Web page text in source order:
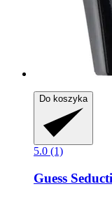
Do koszyka
5.0 (1)
Guess